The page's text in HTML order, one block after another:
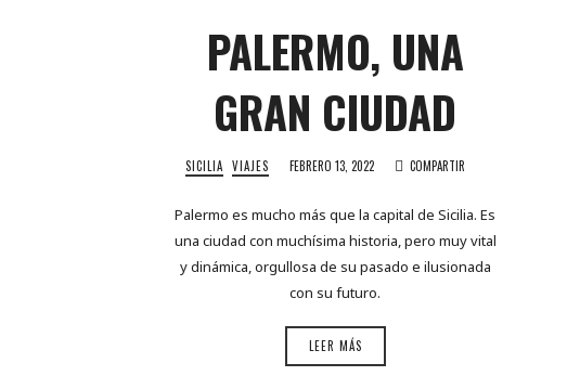
PALERMO, UNA
GRAN CIUDAD
SICILIA VIAJES FEBRERO 13, 2022 COMPARTIR
Palermo es mucho más que la capital de Sicilia. Es
una ciudad con muchísima historia, pero muy vital
y dinámica, orgullosa de su pasado e ilusionada
con su futuro.
LEER MÁS